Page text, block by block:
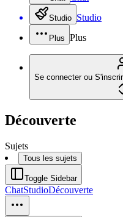
Studio Studio
Plus Plus
Se connecter ou
Découverte
Sujets
Tous les sujets
Toggle Sidebar
ChatStudioDécouverte